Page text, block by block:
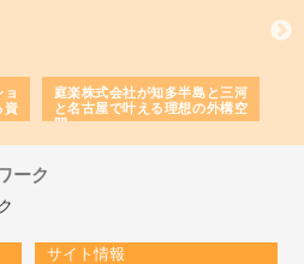
資
庭楽株式会社が知多半島と三河
と名古屋で叶える理想の外構空
間
ーク
サイト情報